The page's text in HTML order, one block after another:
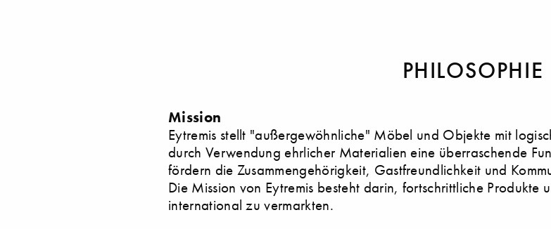
PHILOSOPHIE
Mission
Eytremis stellt "außergewöhnliche" Möbel und Objekte mit
durch Verwendung ehrlicher Materialien eine überraschende
fördern die Zusammengehörigkeit, Gastfreundlichkeit und
Die Mission von Eytremis besteht darin, fortschrittliche Produkte
international zu vermarkten.